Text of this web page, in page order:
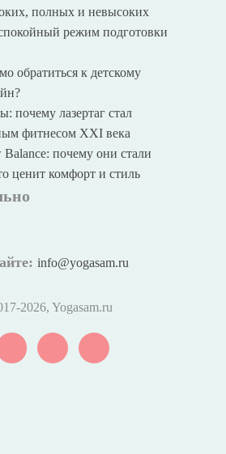
полных и невысоких
режим подготовки
обратиться к детскому
почему лазертаг стал
фитнесом XXI века
почему они стали
ценит комфорт и стиль
info@yogasam.ru
-2026, Yogasam.ru